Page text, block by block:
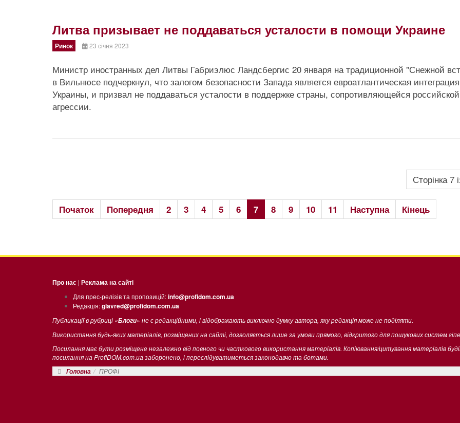
Литва призывает не поддаваться усталости в помощи Украине
Ринок 23 січня 2023
Министр иностранных дел Литвы Габриэлюс Ландсбергис 20 января на традиционной "Снежной
в Вильнюсе подчеркнул, что залогом безопасности Запада является евроатлантическая интеграция
Украины, и призвал не поддаваться усталости в поддержке страны, сопротивляющейся российской
агрессии.
Сторінка 7
Початок Попередня 2 3 4 5 6 7 8 9 10 11 Наступна Кінець
Про нас | Реклама на сайті
Для прес-релізів та пропозицій:info@profidom.com.ua
Редакція:glavred@profidom.com.ua
Публикації в рубриці «Блоги» не є редакційними, і відображають виключно думку автора, яку редакція може не поділяти.
Використання будь-яких матеріалів, розміщених на сайті, дозволяється лише за умови прямого, відкритого для пошукових систем
Посилання має бути розміщене незалежно від повного чи часткового використання матеріалів. Копіювання/цитування матеріалів
посилання на ProfiDOM.com.ua заборонено, і переслідуватиметься законодавчо та ботами.
Головна
ПРОФІ